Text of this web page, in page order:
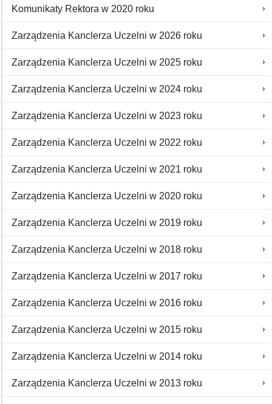
Komunikaty Rektora w 2020 roku
Zarządzenia Kanclerza Uczelni w 2026 roku
Zarządzenia Kanclerza Uczelni w 2025 roku
Zarządzenia Kanclerza Uczelni w 2024 roku
Zarządzenia Kanclerza Uczelni w 2023 roku
Zarządzenia Kanclerza Uczelni w 2022 roku
Zarządzenia Kanclerza Uczelni w 2021 roku
Zarządzenia Kanclerza Uczelni w 2020 roku
Zarządzenia Kanclerza Uczelni w 2019 roku
Zarządzenia Kanclerza Uczelni w 2018 roku
Zarządzenia Kanclerza Uczelni w 2017 roku
Zarządzenia Kanclerza Uczelni w 2016 roku
Zarządzenia Kanclerza Uczelni w 2015 roku
Zarządzenia Kanclerza Uczelni w 2014 roku
Zarządzenia Kanclerza Uczelni w 2013 roku